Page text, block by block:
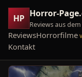
HP Horror-
Reviews aus
ReviewsHorrorfilme
Kontakt